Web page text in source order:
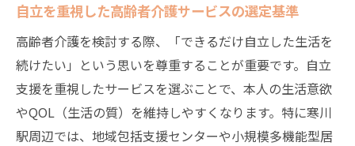
自立を重視した高齢者介護サービスの選定基準
高齢者介護を検討する際、「できるだけ自立した生活を
続けたい」という思いを尊重することが重要です。自立
支援を重視したサービスを選ぶことで、本人の生活意欲
やQOL（生活の質）を維持しやすくなります。特に寒川
駅周辺では、地域包括支援センターや小規模多機能型居